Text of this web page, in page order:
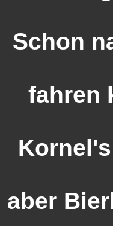
Schon
fahren
aber